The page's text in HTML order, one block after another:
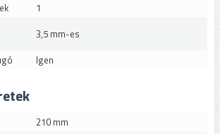
1
3,5 mm-es
Igen
210 mm